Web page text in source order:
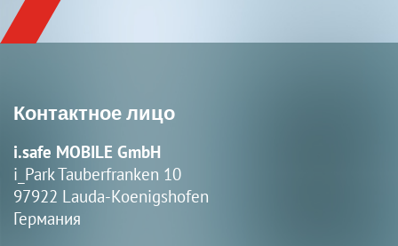
Контактное лицо
i.safe MOBILE GmbH
i_Park Tauberfranken 10
97922 Lauda-Koenigshofen
Германия